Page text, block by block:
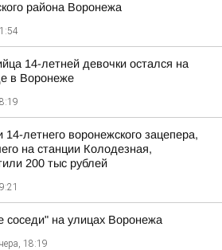
района Воронежа
14-летней девочки остался на
в Воронеже
14-летнего воронежского зацепера,
на станции Колодезная,
200 тыс рублей
соседи" на улицах Воронежа
18:19